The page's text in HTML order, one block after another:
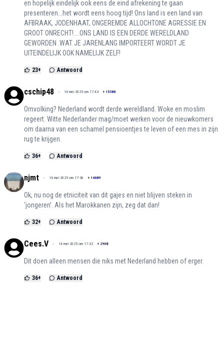
en hopelijk eindelijk ook eens de eind afrekening te gaan
presenteren...het wordt eens hoog tijd! Ons land is een land van
AFBRAAK, JODENHAAT, ONGEREMDE ALLOCHTONE AGRESSIE EN
GROOT ONRECHT!....ONS LAND IS EEN DERDE WERELDLAND
GEWORDEN .WAT JE JARENLANG IMPORTEERT WORDT JE
UITEINDELIJK OOK NAMELIJK ZELF!
23+ Antwoord
cschip48 14 mei 2025 om 17:43 + 15386
Omvolking? Nederland wordt derde wereldland. Woke en moslim
regeert. Witte Nederlander mag/moet werken voor de nieuwkomers
om daarna van een schamel pensioentjes te leven of een mes in zijn
rug te krijgen.
36+ Antwoord
njmt 14 mei 2025 om 17:36 + 14689
Ok, nu nog de etniciteit van dit gajes en niet blijven steken in
‘jongeren’. Als het Marokkanen zijn, zeg dat dan!
32+ Antwoord
Cees.V 14 mei 2025 om 17:32 + 2908
Dit doen alleen mensen die niks met Nederland hebben of erger.
36+ Antwoord